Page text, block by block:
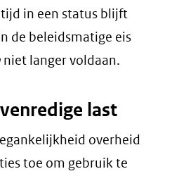
in een status blijft
de beleidsmatige eis
niet langer voldaan.
last
overheid
toe om gebruik te